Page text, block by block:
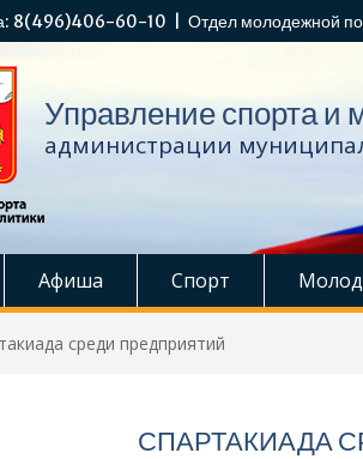
8(496)406-60-10 | Отдел молодежной
Управление спорта и
администрации
Афиша Спорт
среди предприятий
СПАРТАКИАДА